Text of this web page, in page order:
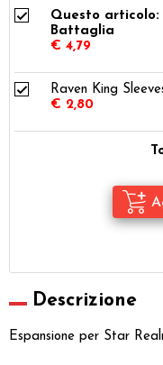
Questo articolo:
Battaglia
€ 4,79
Raven King
€ 2,80
Descrizione
Espansione per Star